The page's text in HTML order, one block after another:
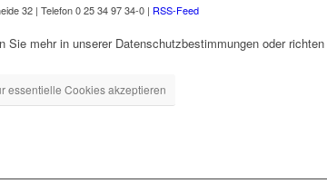
32 | Telefon 0 25 34 97 34-0 | RSS-Feed
mehr in unserer Datenschutzbestimmungen oder
essentielle Cookies akzeptieren